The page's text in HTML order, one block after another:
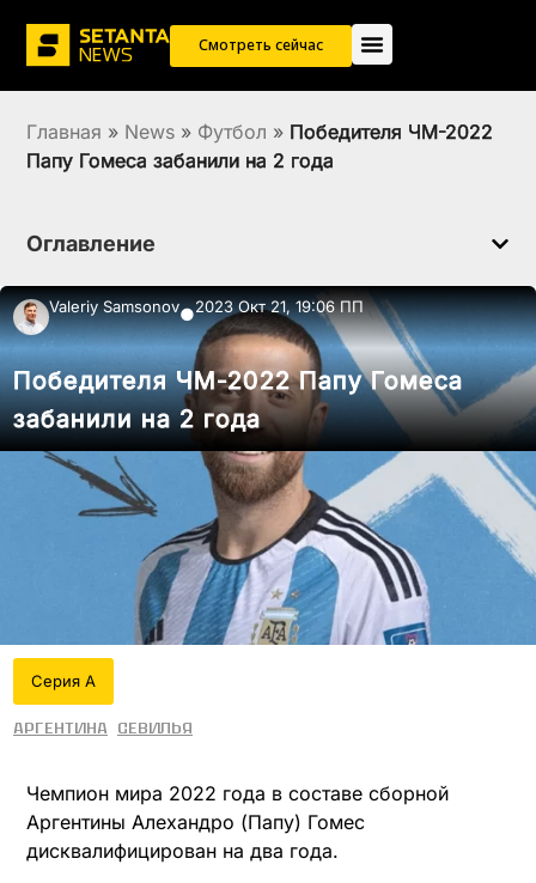
Смотреть сейчас
Главная » News » Футбол » Победителя ЧМ-2022
Папу Гомеса забанили на 2 года
Оглавление
Valeriy Samsonov●2023 Окт 21, 19:06 ПП
Победителя ЧМ-2022 Папу Гомеса
забанили на 2 года
Серия А
Аргентина Севилья
Чемпион мира 2022 года в составе сборной
Аргентины Алехандро (Папу) Гомес
дисквалифицирован на два года.